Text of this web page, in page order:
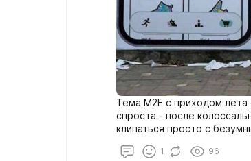
Тема M2E с приходом лета
спроста - после
клипаться просто с безумным
которых знает большинство.
1 96